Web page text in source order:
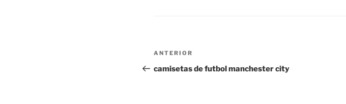
Navegación
de
Entrada
anterior:
ANTERIOR
camisetas de futbol manchester city